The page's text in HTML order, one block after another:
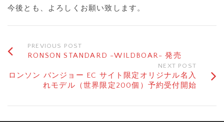
今後とも、よろしくお願い致します。
PREVIOUS POST
RONSON STANDARD -WILDBOAR- 発売
NEXT POST
ロンソン バンジョー EC サイト限定オリジナル名入
れモデル（世界限定200個）予約受付開始